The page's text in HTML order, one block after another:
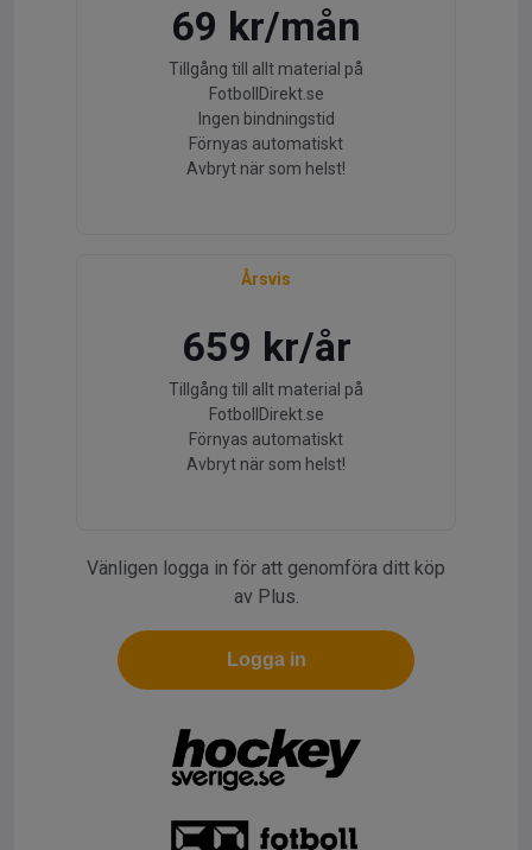
69 kr/mån
Tillgång till allt material på
FotbollDirekt.se
Ingen bindningstid
Förnyas automatiskt
Avbryt när som helst!
Årsvis
659 kr/år
Tillgång till allt material på
FotbollDirekt.se
Förnyas automatiskt
Avbryt när som helst!
Vänligen logga in för att genomföra ditt köp
av Plus.
Logga in